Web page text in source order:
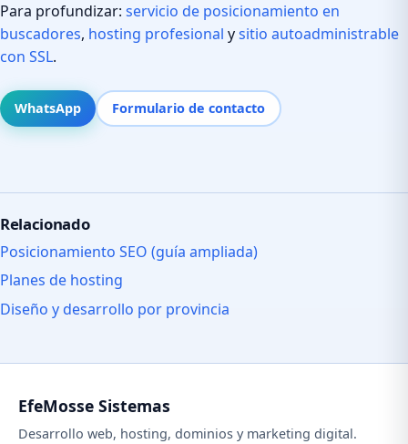
Para profundizar: servicio de posicionamiento en
buscadores, hosting profesional ysitio autoadministrable
con SSL.
WhatsApp Formulario de contacto
Relacionado
Posicionamiento SEO (guía ampliada)
Planes de hosting
Diseño y desarrollo por provincia
EfeMosse Sistemas
Desarrollo web, hosting, dominios y marketing digital.